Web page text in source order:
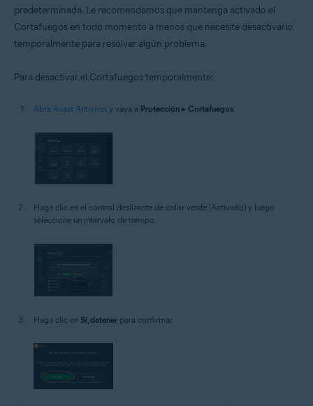
predeterminada. Le recomendamos que mantenga activado el
Cortafuegos en todo momento a menos que necesite desactivarlo
temporalmente para resolver algún problema.
Para desactivar el Cortafuegos temporalmente:
Abra Avast Antivirus y vaya a Protección ▸ Cortafuegos
Haga clic en el control deslizante de color verde (Activado) y luego
seleccione un intervalo de tiempo.
Haga clic en Sí, detener para confirmar.